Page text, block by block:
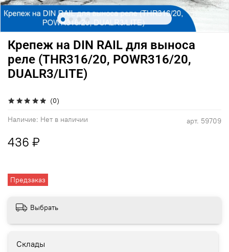
(0)
арт. 59709
Наличие: Нет в наличии
Предзаказ
Крепеж на DIN RAIL для выноса
реле (THR316/20, POWR316/20,
DUALR3/LITE)
436 ₽
Склады
Выбрать